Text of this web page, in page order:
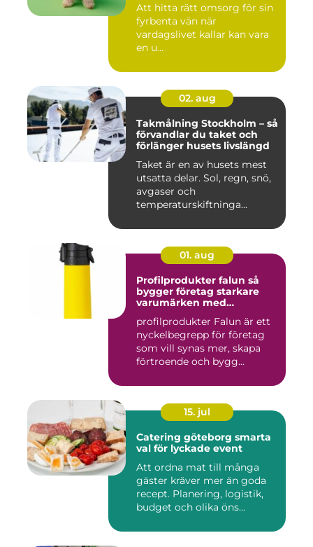
Att hitta rätt omsorg för sin
fyrbenta vän när
vardagslivet kallar kan vara
en u...
02. aug
Takmålning Stockholm – så
förvandlar du taket och
förlänger husets livslängd
Taket är en av husets mest
utsatta delar. Sol, regn, snö,
avgaser och
temperaturskiftninga...
01. aug
Profilprodukter falun så
bygger företag starkare
varumärken med
profilprodukter Falun är ett
nyckelbegrepp för företag
som vill synas mer, skapa
förtroende och bygg...
15. jul
Catering göteborg smarta
val för lyckade event
Att ordna mat till många
gäster kräver mer än goda
recept. Planering, logistik,
budget och olika öns...